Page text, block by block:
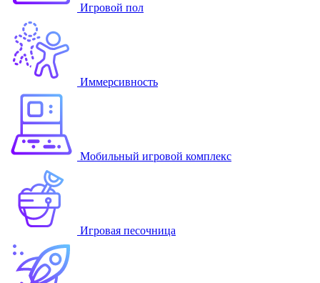
Игровой пол
Иммерсивность
Мобильный игровой комплекс
Игровая песочница